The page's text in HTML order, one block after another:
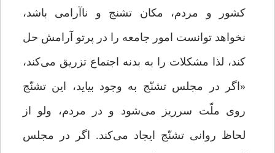
کشور و مردم، مکان تشنج و ناآرامی باشد،
نخواهد توانست امور جامعه را در پرتو آرامش حل
کند، لذا مشکلات را به بدنه اجتماع تزریق می‌کند،
«اگر در مجلس تشنّج به وجود بیاید، این تشنّج
روی ملّت سرریز می‌شود و در مردم، ولو از
لحاظ روانی تشنّج ایجاد می‌کند. اگر در مجلس